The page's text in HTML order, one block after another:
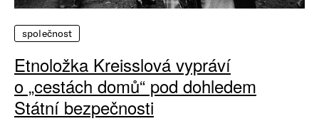
společnost
Etnoložka Kreisslová vypráví
o „cestách domů“ pod dohledem
Státní bezpečnosti